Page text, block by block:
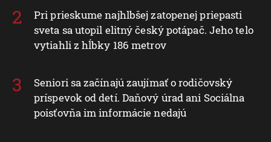
Pri prieskume najhlbšej zatopenej priepasti
sveta sa utopil elitný český potápač. Jeho telo
vytiahli z hĺbky 186 metrov
Seniori sa začínajú zaujímať o rodičovský
príspevok od detí. Daňový úrad ani Sociálna
poisťovňa im informácie nedajú